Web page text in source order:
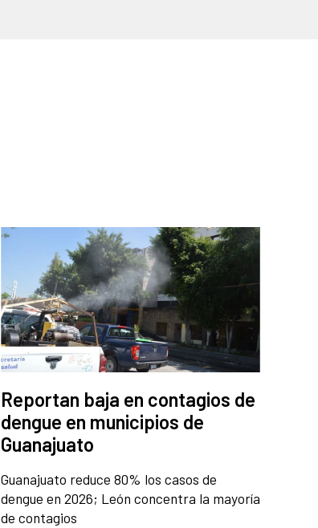
Reportan baja en contagios de
dengue en municipios de
Guanajuato
Guanajuato reduce 80% los casos de
dengue en 2026; León concentra la mayoría
de contagios